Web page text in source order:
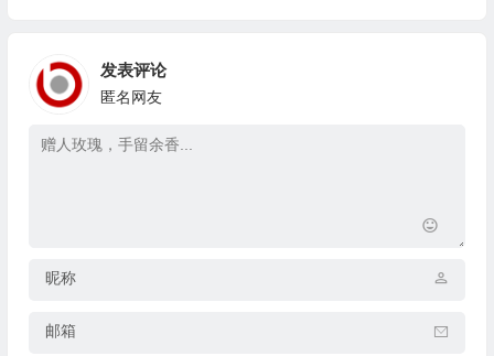
发表评论
匿名网友
昵称
邮箱